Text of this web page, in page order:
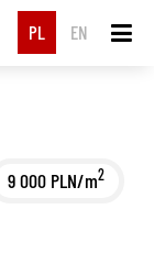
PL EN
9 000 PLN/m2